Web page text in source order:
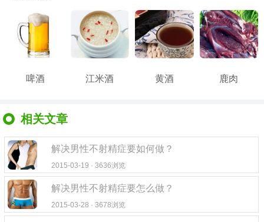
啤酒 江米酒 黄酒 鹿肉
相关文章
解决男性不射精症要如何做？
2015-03-19 · 3636浏览
解决男性不射精症要怎么做？
2015-03-28 · 3678浏览